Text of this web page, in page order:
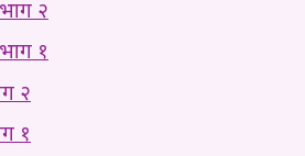
२
१
२
१